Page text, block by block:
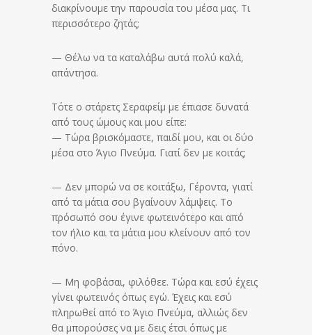
διακρίνουμε την παρουσία του μέσα μας. Τι
περισσότερο ζητάς;
— Θέλω να τα καταλάβω αυτά πολύ καλά,
απάντησα.
Τότε ο στάρετς Σεραφείμ με έπιασε δυνατά
από τους ώμους και μου είπε:
— Τώρα βρισκόμαστε, παιδί μου, και οι δύο
μέσα στο Άγιο Πνεύμα. Γιατί δεν με κοιτάς;
— Δεν μπορώ να σε κοιτάξω, Γέροντα, γιατί
από τα μάτια σου βγαίνουν λάμψεις. Το
πρόσωπό σου έγινε φωτεινότερο και από
τον ήλιο και τα μάτια μου κλείνουν από τον
πόνο.
— Μη φοβάσαι, φιλόθεε. Τώρα και εσύ έχεις
γίνει φωτεινός όπως εγώ. Έχεις και εσύ
πληρωθεί από το Άγιο Πνεύμα, αλλιώς δεν
θα μπορούσες να με δεις έτσι όπως με